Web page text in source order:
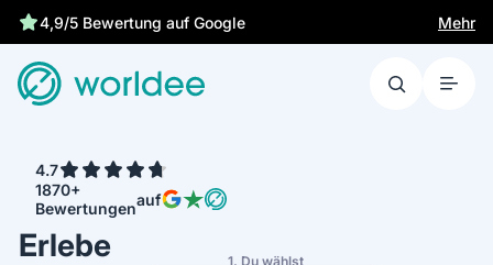
4,9/5 Bewertung auf Google
Mehr
4.7
1870+
Bewertungenauf
Erlebe
1. Du wählst